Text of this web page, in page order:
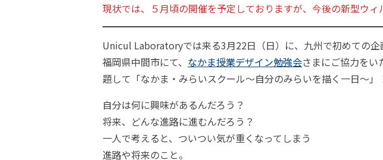
現状では、５月頃の開催を予定しておりますが、今後の新型ウ
Unicul Laboratoryでは来る3月22日（日）に、九州で初めての企
福岡県中間市にて、 なかま授業デザイン勉強会さまにご協力をい
題して「なかま・みらいスクール～自分のみらいを描く一日～」
自分は何に興味があるんだろう？
将来、どんな進路に進むんだろう？
一人で考えると、ついつい気が重くなってしまう
進路や将来のこと。